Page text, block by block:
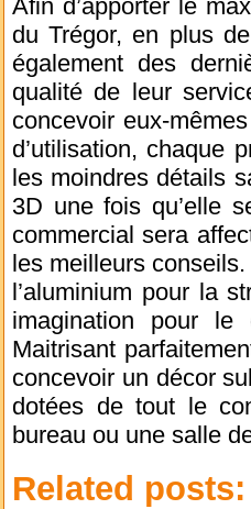
Afin d’apporter le
du Trégor, en plus
également des
qualité de leur
concevoir eux-
d’utilisation, chaque
les moindres détails
3D une fois qu’elle
commercial sera
les meilleurs
l’aluminium pour la
imagination pour
Maitrisant
concevoir un décor
dotées de tout le
bureau ou une salle
Related posts: